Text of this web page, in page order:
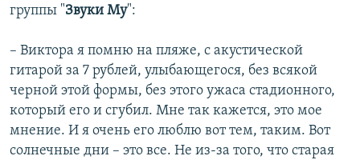
группы "Звуки Му":
– Виктора я помню на пляже, с акустической
гитарой за 7 рублей, улыбающегося, без всякой
черной этой формы, без этого ужаса стадионного,
который его и сгубил. Мне так кажется, это мое
мнение. И я очень его люблю вот тем, таким. Вот
солнечные дни – это все. Не из-за того, что старая